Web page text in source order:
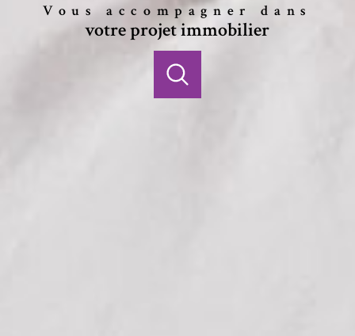
Vous accompagner dans
votre projet immobilier